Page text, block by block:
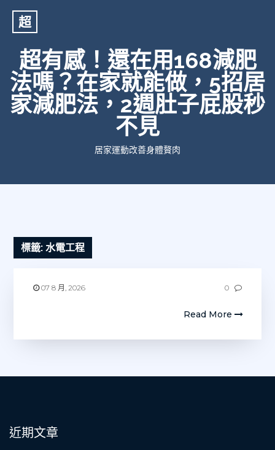
超
超有感！還在用168減肥
法嗎？在家就能做，5招居
家減肥法，2週肚子屁股秒
不見
居家運動改善身體贅肉
標籤:水電工程
07 8 月, 2026 0
Read More
近期文章